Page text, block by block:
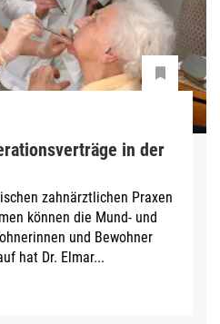
in der
zahnärztlichen Praxen
können die Mund- und
und Bewohner
hat Dr. Elmar...